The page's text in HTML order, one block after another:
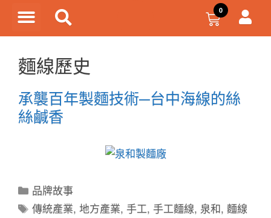
麵線歷史
承襲百年製麵技術─台中海線的絲
絲鹹香
品牌故事
傳統產業,地方產業,手工,手工麵線, 泉和,麵線